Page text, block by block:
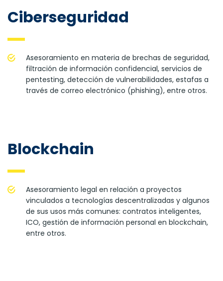
Ciberseguridad
Asesoramiento en materia de brechas de seguridad,
filtración de información confidencial, servicios de
pentesting, detección de vulnerabilidades, estafas a
través de correo electrónico (phishing), entre otros.
Blockchain
Asesoramiento legal en relación a proyectos
vinculados a tecnologías descentralizadas y algunos
de sus usos más comunes: contratos inteligentes,
ICO, gestión de información personal en blockchain,
entre otros.